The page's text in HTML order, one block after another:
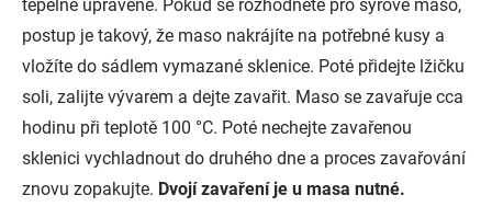
tepelně upravené. Pokud se rozhodnete pro syrové maso,
postup je takový, že maso nakrájíte na potřebné kusy a
vložíte do sádlem vymazané sklenice. Poté přidejte lžičku
soli, zalijte vývarem a dejte zavařit. Maso se zavařuje cca
hodinu při teplotě 100 °C. Poté nechejte zavařenou
sklenici vychladnout do druhého dne a proces zavařování
znovu zopakujte. Dvojí zavaření je u masa nutné.